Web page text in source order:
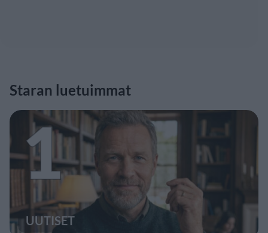
Staran luetuimmat
1
UUTISET